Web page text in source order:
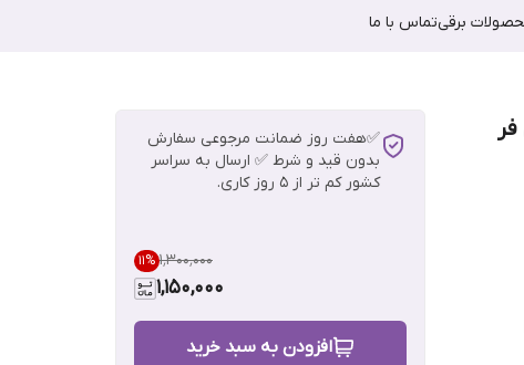
برقیتماس با ما
✅هفت روز ضمانت مرجوعی سفارش
بدون قید و شرط ✅ ارسال به سراسر
کشور کم تر از 5 روز کاری.
۱٬۳۰۰٬۰۰۰ 11%
1,150,000
افزودن به سبد خرید